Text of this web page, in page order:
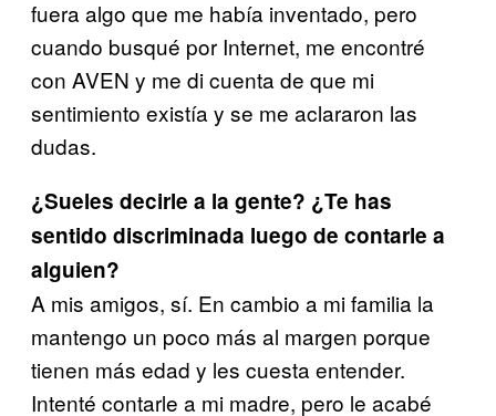
fuera algo que me había inventado, pero
cuando busqué por Internet, me encontré
con AVEN y me di cuenta de que mi
sentimiento existía y se me aclararon las
dudas.
¿Sueles decirle a la gente? ¿Te has
sentido discriminada luego de contarle a
alguien?
A mis amigos, sí. En cambio a mi familia la
mantengo un poco más al margen porque
tienen más edad y les cuesta entender.
Intenté contarle a mi madre, pero le acabé